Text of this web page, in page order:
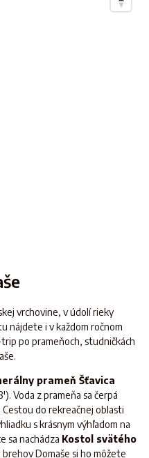
vrchovine, v údolí rieky
nájdete i v každom ročnom
po prameňoch, studničkách
prameň Šťavica
Voda z prameňa sa čerpá
do rekreačnej oblasti
s krásnym výhľadom na
sa nachádza Kostol svätého
Domaše si ho môžete